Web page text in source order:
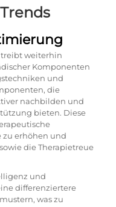
weiterhin
Komponenten
und
die
nachbilden und
bieten. Diese
zu erhöhen und
die Therapietreue
und
differenziertere
was zu